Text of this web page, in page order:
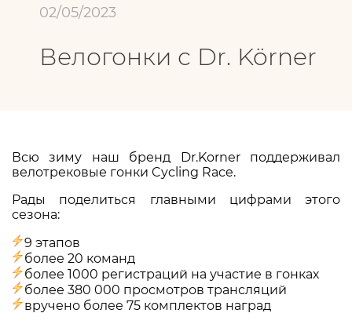
02/05/2023
Велогонки с Dr. Körner
Всю зиму наш бренд Dr.Korner поддерживал
велотрековые гонки Cycling Race.
Рады поделиться главными цифрами этого
сезона:
9 этапов
более 20 команд
более 1000 регистраций на участие в гонках
более 380 000 просмотров трансляций
вручено более 75 комплектов наград